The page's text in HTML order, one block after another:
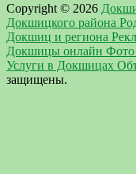
Copyright © 2026
Докшицкого района
Докшиц и региона
Докшицы онлайн
Услуги в Докшицах
защищены.